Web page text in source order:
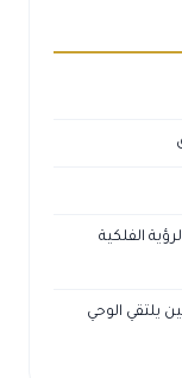
الفلكية
يلتقي الوحي